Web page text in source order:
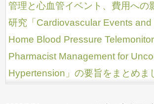
管理と心血管イベント、費用への
研究「Cardiovascular Events and
Home Blood Pressure
Pharmacist Management for
Hypertension」の要旨をまとめま